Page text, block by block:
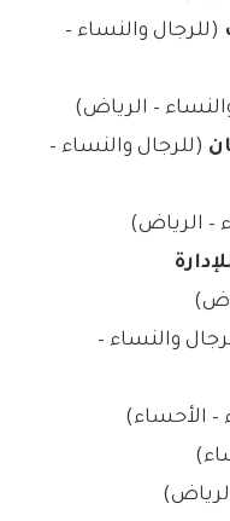
(للرجال والنساء –
– الرياض)
(للرجال والنساء –
– الرياض)
والنساء –
– الأحساء)